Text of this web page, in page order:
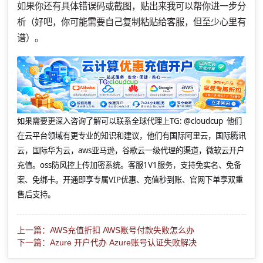
如果你还有具体错误码或截图，贴出来我可以帮你进一步分
析（好吧，你可能需要自己复制粘贴给客服，但至少心里有
谱）。
如果需要更深入咨询了解可以联系全球代理上TG: @cloudcup 他们
在云平台领域有更专业的知识和建议，他们有国际阿里云，国际腾讯
云，国际华为云，aws亚马逊，谷歌云一级代理的渠道，微软云开户
充值。oss防风控上传加密系统。客服1V1服务，支持免实名、免备
案、免绑卡。开通即享专属VIP优惠、充值秒到账、官网下单享双重
售后支持。
上一篇：AWS充值折扣 AWS账号付款失败怎么办
下一篇：Azure 开户代办 Azure账号认证失败解决